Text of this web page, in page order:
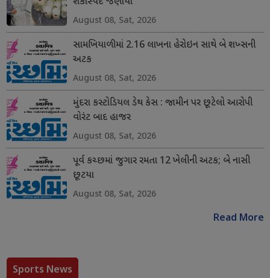
August 08, Sat, 2026
સામખિયાળીમાં 2.16 લાખના હેરોઇન સાથે બે શખ્સની
અટક
August 08, Sat, 2026
મુંદરા કસ્ટોડિયલ ડેથ કેસ : જામીન પર છૂટેલો આરોપી
વોરંટ બાદ હાજર
August 08, Sat, 2026
પૂર્વ કચ્છમાં જુગાર રમતા 12 ખેલીની અટક; બે નાસી
છૂટયા
August 08, Sat, 2026
Read More
Sports News